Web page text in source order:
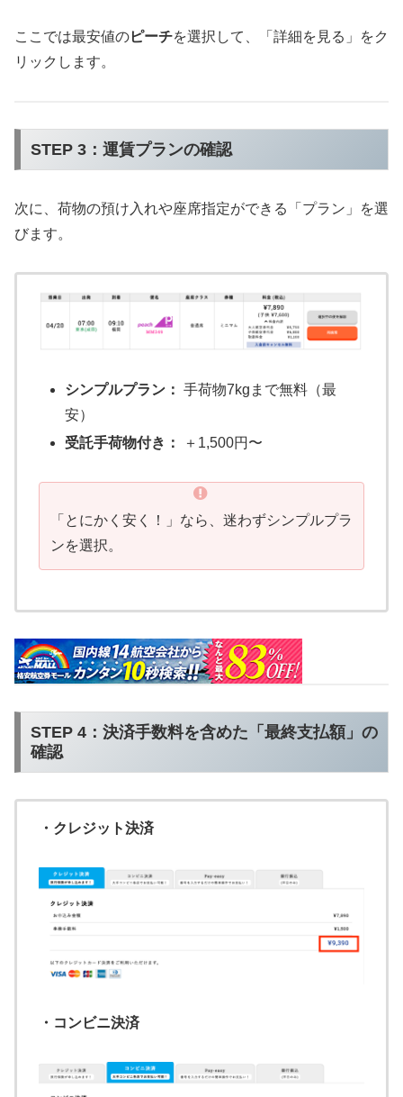
ここでは最安値のピーチを選択して、「詳細を見る」をク
リックします。
STEP 3：運賃プランの確認
次に、荷物の預け入れや座席指定ができる「プラン」を選
びます。
シンプルプラン： 手荷物7kgまで無料（最
安）
受託手荷物付き：
＋1,500円〜
「とにかく安く！」なら、迷わずシンプルプラ
ンを選択。
STEP 4：決済手数料を含めた「最終支払額」の
確認
・クレジット決済
・コンビニ決済